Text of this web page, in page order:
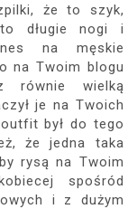
że to szyk,
długie nogi i
na męskie
na Twoim blogu
równie wielką
je na Twoich
był do tego
że jedna taka
rysą na Twoim
spośród
i z dużym